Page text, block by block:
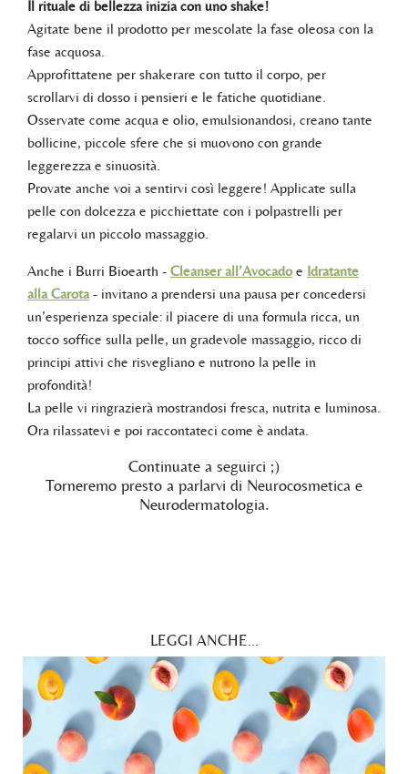
Il rituale di bellezza inizia con uno shake!
Agitate bene il prodotto per mescolate la fase oleosa con la
fase acquosa.
Approfittatene per shakerare con tutto il corpo, per
scrollarvi di dosso i pensieri e le fatiche quotidiane.
Osservate come acqua e olio, emulsionandosi, creano tante
bollicine, piccole sfere che si muovono con grande
leggerezza e sinuosità.
Provate anche voi a sentirvi così leggere! Applicate sulla
pelle con dolcezza e picchiettate con i polpastrelli per
regalarvi un piccolo massaggio.
Anche i Burri Bioearth - Cleanser all’Avocadoe Idratante
alla Carota - invitano a prendersi una pausa per concedersi
un’esperienza speciale: il piacere di una formula ricca, un
tocco soffice sulla pelle, un gradevole massaggio, ricco di
principi attivi che risvegliano e nutrono la pelle in
profondità!
La pelle vi ringrazierà mostrandosi fresca, nutrita e luminosa.
Ora rilassatevi e poi raccontateci come è andata.
Continuate a seguirci ;)
Torneremo presto a parlarvi di Neurocosmetica e
Neurodermatologia.
LEGGI ANCHE...